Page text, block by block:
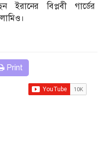
ইরানের বিপ্লবী গার্ডের
Print